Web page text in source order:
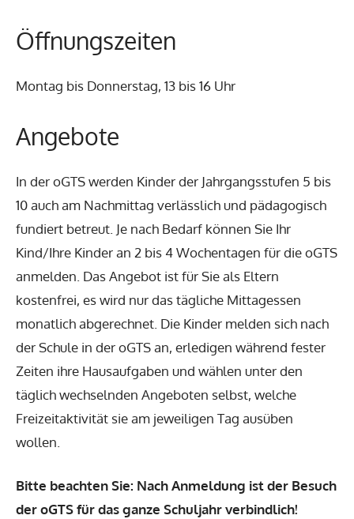
Öffnungszeiten
Montag bis Donnerstag, 13 bis 16 Uhr
Angebote
In der oGTS werden Kinder der Jahrgangsstufen 5 bis
10 auch am Nachmittag verlässlich und pädagogisch
fundiert betreut. Je nach Bedarf können Sie Ihr
Kind/Ihre Kinder an 2 bis 4 Wochentagen für die oGTS
anmelden. Das Angebot ist für Sie als Eltern
kostenfrei, es wird nur das tägliche Mittagessen
monatlich abgerechnet. Die Kinder melden sich nach
der Schule in der oGTS an, erledigen während fester
Zeiten ihre Hausaufgaben und wählen unter den
täglich wechselnden Angeboten selbst, welche
Freizeitaktivität sie am jeweiligen Tag ausüben
wollen.
Bitte beachten Sie: Nach Anmeldung ist der Besuch
der oGTS für das ganze Schuljahr verbindlich!